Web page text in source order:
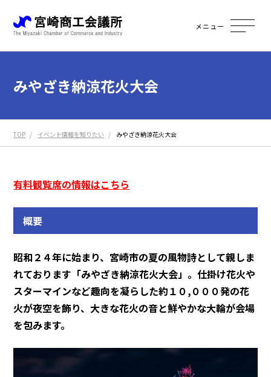
メニュー
みやざき納涼花火大会
TOP イベント情報を知りたい みやざき納涼花火大会
有料観覧席の情報はこちら
概要
昭和２４年に始まり、宮崎市の夏の風物詩として親しま
れております「みやざき納涼花火大会」。仕掛け花火や
スターマインなど趣向を凝らした約１０,０００発の花
火が夜空を飾り、大きな花火の音と鮮やかな大輪が会場
を包みます。